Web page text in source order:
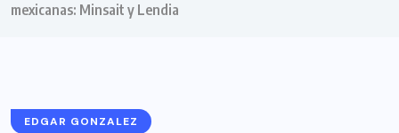
mexicanas: Minsait y Lendia
EDGAR GONZALEZ